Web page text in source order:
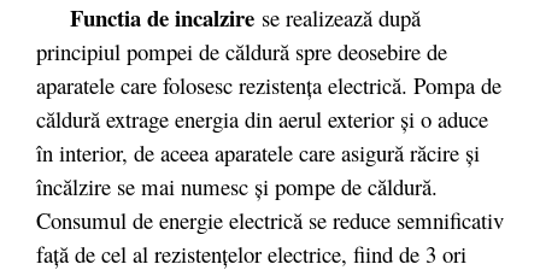
Functia de incalzire se realizează după
principiul pompei de căldură spre deosebire de
aparatele care folosesc rezistenţa electrică. Pompa de
căldură extrage energia din aerul exterior şi o aduce
în interior, de aceea aparatele care asigură răcire şi
încălzire se mai numesc şi pompe de căldură.
Consumul de energie electrică se reduce semnificativ
faţă de cel al rezistenţelor electrice, fiind de 3 ori